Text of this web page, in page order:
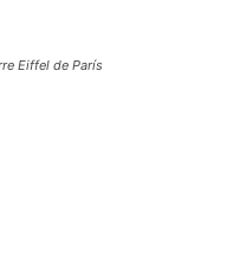
Eiffel de París